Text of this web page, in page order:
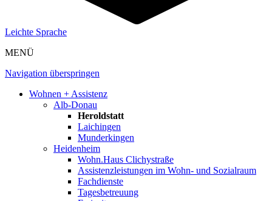
Leichte Sprache
MENÜ
Navigation überspringen
Wohnen + Assistenz
Alb-Donau
Heroldstatt
Laichingen
Munderkingen
Heidenheim
Wohn.Haus Clichystraße
Assistenzleistungen im Wohn- und Sozialraum
Fachdienste
Tagesbetreuung